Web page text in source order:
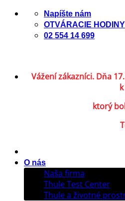
Skip
Napíšte nám
OTVÁRACIE HODINY
02 554 14 699
Vážení zákazníci. Dňa
ktorý
O nás
Naša firma
Thule Test Center
Thule a životné